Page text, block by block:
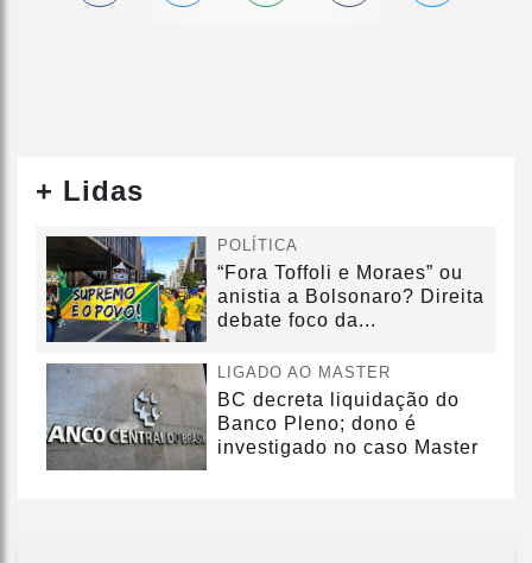
+ Lidas
POLÍTICA
“Fora Toffoli e Moraes” ou
anistia a Bolsonaro? Direita
debate foco da...
LIGADO AO MASTER
BC decreta liquidação do
Banco Pleno; dono é
investigado no caso Master